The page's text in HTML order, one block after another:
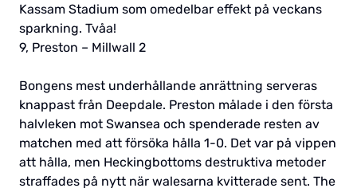
Kassam Stadium som omedelbar effekt på veckans
sparkning. Tvåa!
9, Preston – Millwall 2
Bongens mest underhållande anrättning serveras
knappast från Deepdale. Preston målade i den första
halvleken mot Swansea och spenderade resten av
matchen med att försöka hålla 1-0. Det var på vippen
att hålla, men Heckingbottoms destruktiva metoder
straffades på nytt när walesarna kvitterade sent. The